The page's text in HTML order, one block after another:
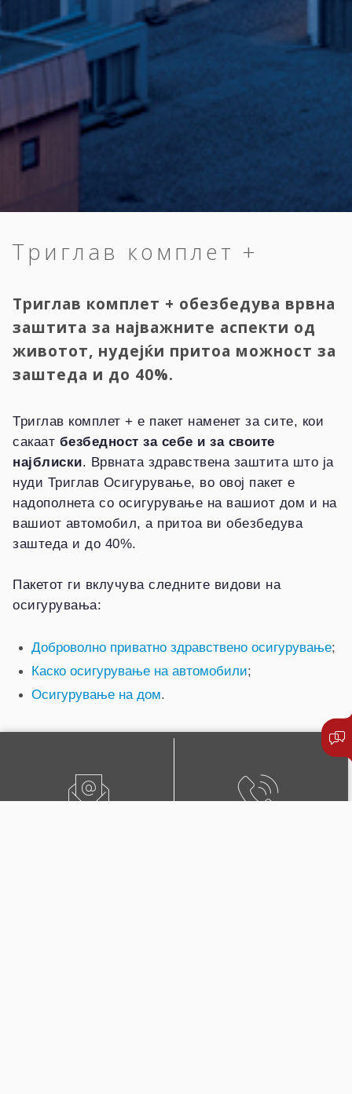
Триглав комплет +
Триглав комплет + обезбедува врвна
заштита за најважните аспекти од
животот, нудејќи притоа можност за
заштеда и до 40%.
Триглав комплет + е пакет наменет за сите, кои
сакаат безбедност за себе и за своите
најблиски. Врвната здравствена заштита што ја
нуди Триглав Осигурување, во овој пакет е
надополнета со осигурување на вашиот дом и на
вашиот автомобил, а притоа ви обезбедува
заштеда и до 40%.
Пакетот ги вклучува следните видови на
осигурувања:
Доброволно приватно здравствено осигурување;
Каско осигурување на автомобили;
Осигурување на дом.